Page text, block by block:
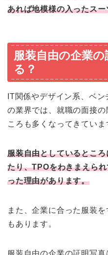
あれば地模様の入ったス
服装自由の企業
る？
IT関係やデザイン系、ベ
の業界では、就職の面接
ころも多くなってきていま
服装自由としているとこ
たり、TPOをわきまえら
った理由があります。
また、企業に合った服装
もあります。
服装自由の企業の証明写